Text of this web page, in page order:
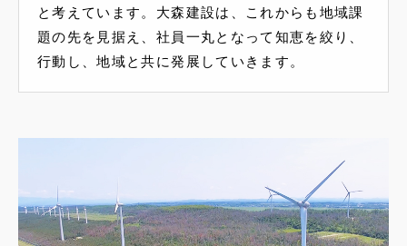
と考えています。大森建設は、これからも地域課
題の先を見据え、社員一丸となって知恵を絞り、
行動し、地域と共に発展していきます。